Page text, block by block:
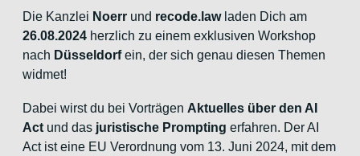
Die Kanzlei Noerr und recode.law laden Dich am
26.08.2024 herzlich zu einem exklusiven Workshop
nach Düsseldorfein, der sich genau diesen Themen
widmet!
Dabei wirst du bei Vorträgen Aktuelles über den AI
Act und das juristische Prompting erfahren. Der AI
Act ist eine EU Verordnung vom 13. Juni 2024, mit dem